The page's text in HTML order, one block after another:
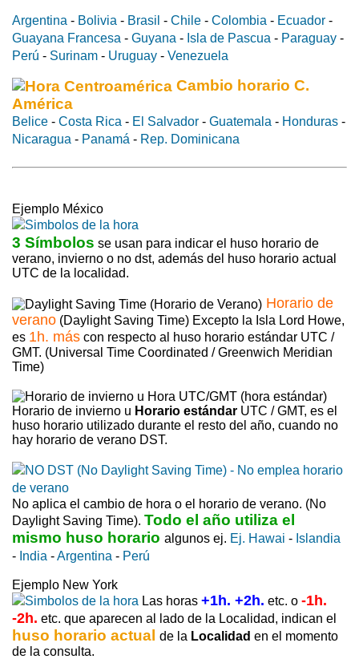
Argentina - Bolivia - Brasil - Chile - Colombia - Ecuador -
Guayana Francesa - Guyana - Isla de Pascua - Paraguay -
Perú - Surinam - Uruguay - Venezuela
Cambio horario C.
América
Belice - Costa Rica - El Salvador - Guatemala - Honduras -
Nicaragua - Panamá - Rep. Dominicana
Ejemplo México
3 Símbolos se usan para indicar el huso horario de
verano, invierno o no dst, además del huso horario actual
UTC de la localidad.
Horario de
verano (Daylight Saving Time) Excepto la Isla Lord Howe,
es 1h. más con respecto al huso horario estándar UTC /
GMT. (Universal Time Coordinated / Greenwich Meridian
Time)
Horario de invierno u Horario estándar UTC / GMT, es el
huso horario utilizado durante el resto del año, cuando no
hay horario de verano DST.
No aplica el cambio de hora o el horario de verano. (No
Daylight Saving Time). Todo el año utiliza el
mismo huso horario algunos ej. Ej. Hawai - Islandia
- India -Argentina - Perú
Ejemplo New York
Las horas +1h. +2h. etc. o -1h.
-2h. etc. que aparecen al lado de la Localidad, indican el
huso horario actual de la Localidad en el momento
de la consulta.